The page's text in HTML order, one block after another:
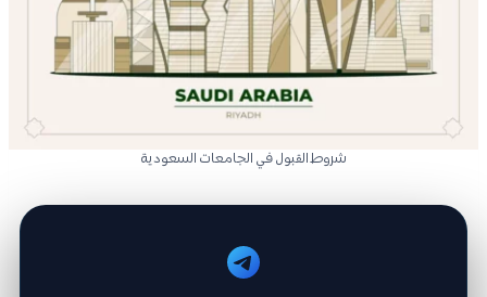
شروط القبول في الجامعات السعودية